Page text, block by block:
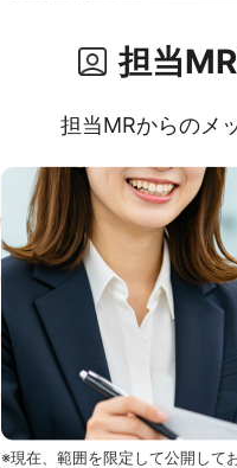
担当
担当MRからのメ
※現在、範囲を限定して公開して